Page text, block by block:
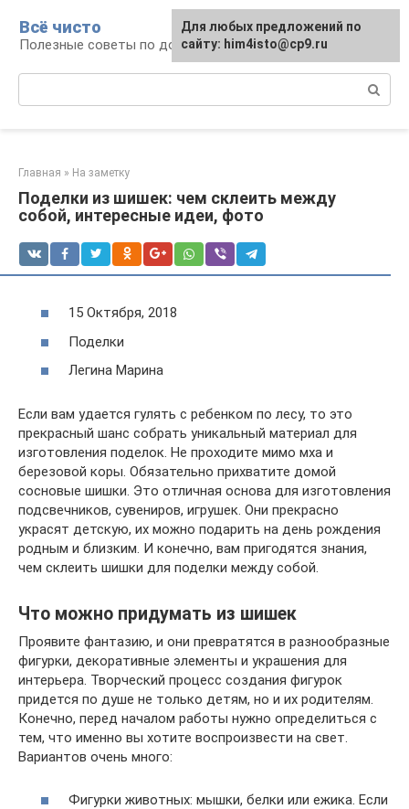
контенту
Всё чисто
Полезные советы по домоводству
Главная » На заметку
Поделки из шишек: чем склеить между
собой, интересные идеи, фото
15 Октября, 2018
Поделки
Легина Марина
Если вам удается гулять с ребенком по лесу, то это
прекрасный шанс собрать уникальный материал для
изготовления поделок. Не проходите мимо мха и
березовой коры. Обязательно прихватите домой
сосновые шишки. Это отличная основа для изготовления
подсвечников, сувениров, игрушек. Они прекрасно
украсят детскую, их можно подарить на день рождения
родным и близким. И конечно, вам пригодятся знания,
чем склеить шишки для поделки между собой.
Что можно придумать из шишек
Проявите фантазию, и они превратятся в разнообразные
фигурки, декоративные элементы и украшения для
интерьера. Творческий процесс создания фигурок
придется по душе не только детям, но и их родителям.
Конечно, перед началом работы нужно определиться с
тем, что именно вы хотите воспроизвести на свет.
Вариантов очень много:
Фигурки животных: мышки, белки или ежика. Если
Для любых предложений по
сайту: him4isto@cp9.ru